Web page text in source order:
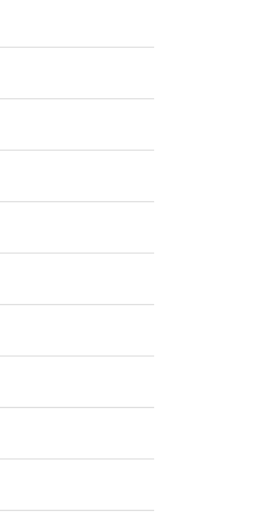
mercáu con...